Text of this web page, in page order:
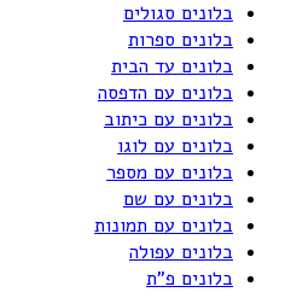
בלונים סגולים
בלונים ספרות
בלונים עד הבית
בלונים עם הדפסה
בלונים עם כיתוב
בלונים עם לוגו
בלונים עם מספר
בלונים עם שם
בלונים עם תמונות
בלונים עפולה
בלונים פ"ת